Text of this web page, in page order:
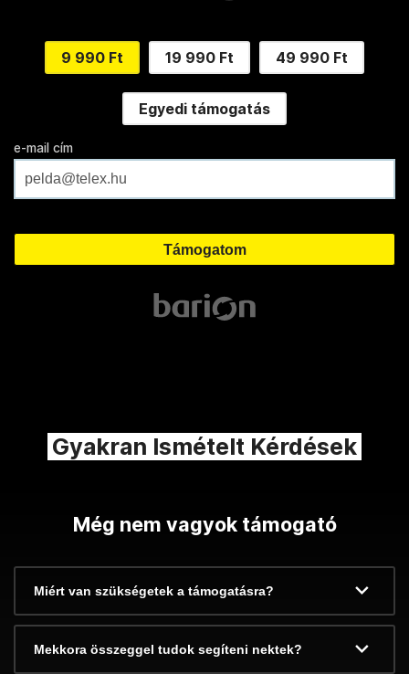
9 990 Ft 19 990 Ft 49 990 Ft
Egyedi támogatás
e-mail cím
Gyakran Ismételt Kérdések
Még nem vagyok támogató
Miért van szükségetek a támogatásra?
Mekkora összeggel tudok segíteni nektek?